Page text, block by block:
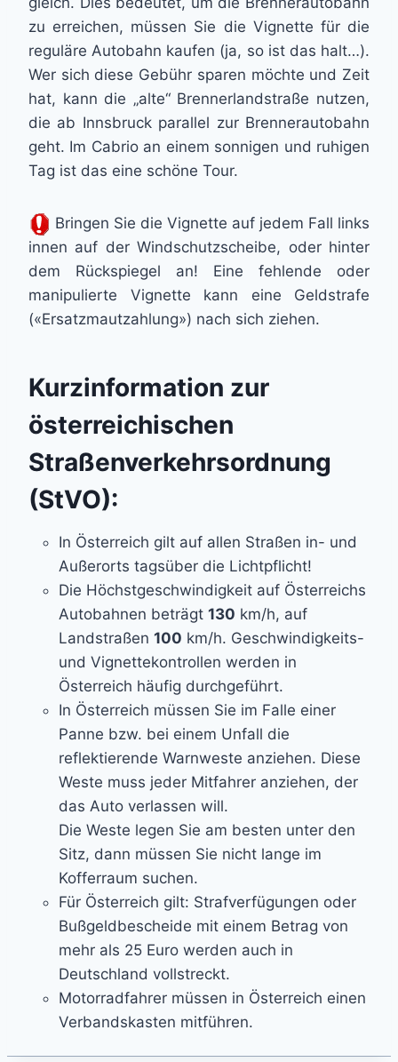
zu erreichen, müssen Sie die Vignette für die
reguläre Autobahn kaufen (ja, so ist das halt…).
Wer sich diese Gebühr sparen möchte und Zeit
hat, kann die „alte“ Brennerlandstraße nutzen,
die ab Innsbruck parallel zur Brennerautobahn
geht. Im Cabrio an einem sonnigen und ruhigen
Tag ist das eine schöne Tour.
Bringen Sie die Vignette auf jedem Fall links
innen auf der Windschutzscheibe, oder hinter
dem Rückspiegel an! Eine fehlende oder
manipulierte Vignette kann eine Geldstrafe
(«Ersatzmautzahlung») nach sich ziehen.
Kurzinformation zur
österreichischen
Straßenverkehrsordnung
(StVO):
In Österreich gilt auf allen Straßen in- und
Außerorts tagsüber die Lichtpflicht!
Die Höchstgeschwindigkeit auf Österreichs
Autobahnen beträgt 130 km/h, auf
Landstraßen 100 km/h. Geschwindigkeits-
und Vignettekontrollen werden in
Österreich häufig durchgeführt.
In Österreich müssen Sie im Falle einer
Panne bzw. bei einem Unfall die
reflektierende Warnweste anziehen. Diese
Weste muss jeder Mitfahrer anziehen, der
das Auto verlassen will.
Die Weste legen Sie am besten unter den
Sitz, dann müssen Sie nicht lange im
Kofferraum suchen.
Für Österreich gilt: Strafverfügungen oder
Bußgeldbescheide mit einem Betrag von
mehr als 25 Euro werden auch in
Deutschland vollstreckt.
Motorradfahrer müssen in Österreich einen
Verbandskasten mitführen.